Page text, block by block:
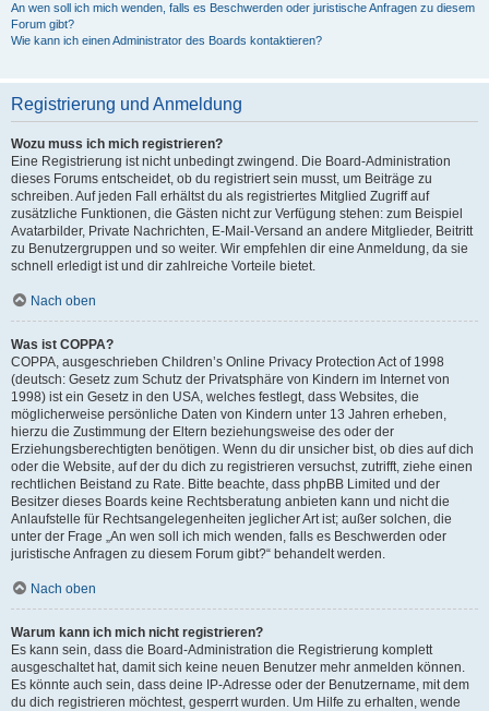
An wen soll ich mich wenden, falls es Beschwerden oder juristische Anfragen zu diesem
Forum gibt?
Wie kann ich einen Administrator des Boards kontaktieren?
Registrierung und Anmeldung
Wozu muss ich mich registrieren?
Eine Registrierung ist nicht unbedingt zwingend. Die Board-Administration
dieses Forums entscheidet, ob du registriert sein musst, um Beiträge zu
schreiben. Auf jeden Fall erhältst du als registriertes Mitglied Zugriff auf
zusätzliche Funktionen, die Gästen nicht zur Verfügung stehen: zum Beispiel
Avatarbilder, Private Nachrichten, E-Mail-Versand an andere Mitglieder, Beitritt
zu Benutzergruppen und so weiter. Wir empfehlen dir eine Anmeldung, da sie
schnell erledigt ist und dir zahlreiche Vorteile bietet.
Nach oben
Was ist COPPA?
COPPA, ausgeschrieben Children’s Online Privacy Protection Act of 1998
(deutsch: Gesetz zum Schutz der Privatsphäre von Kindern im Internet von
1998) ist ein Gesetz in den USA, welches festlegt, dass Websites, die
möglicherweise persönliche Daten von Kindern unter 13 Jahren erheben,
hierzu die Zustimmung der Eltern beziehungsweise des oder der
Erziehungsberechtigten benötigen. Wenn du dir unsicher bist, ob dies auf dich
oder die Website, auf der du dich zu registrieren versuchst, zutrifft, ziehe einen
rechtlichen Beistand zu Rate. Bitte beachte, dass phpBB Limited und der
Besitzer dieses Boards keine Rechtsberatung anbieten kann und nicht die
Anlaufstelle für Rechtsangelegenheiten jeglicher Art ist; außer solchen, die
unter der Frage „An wen soll ich mich wenden, falls es Beschwerden oder
juristische Anfragen zu diesem Forum gibt?“ behandelt werden.
Nach oben
Warum kann ich mich nicht registrieren?
Es kann sein, dass die Board-Administration die Registrierung komplett
ausgeschaltet hat, damit sich keine neuen Benutzer mehr anmelden können.
Es könnte auch sein, dass deine IP-Adresse oder der Benutzername, mit dem
du dich registrieren möchtest, gesperrt wurden. Um Hilfe zu erhalten, wende